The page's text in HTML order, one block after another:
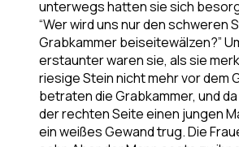
unterwegs hatten sie sich
“Wer wird uns nur den schweren
Grabkammer beiseitewälzen?”
erstaunter waren sie, als sie
riesige Stein nicht mehr vor dem
betraten die Grabkammer, und
der rechten Seite einen jungen
ein weißes Gewand trug. Die